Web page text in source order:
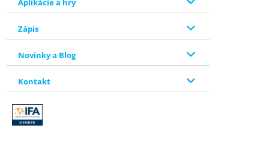
Zápis
Novinky a Blog
Kontakt